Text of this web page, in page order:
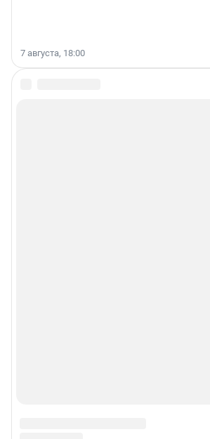
7 августа, 18:00